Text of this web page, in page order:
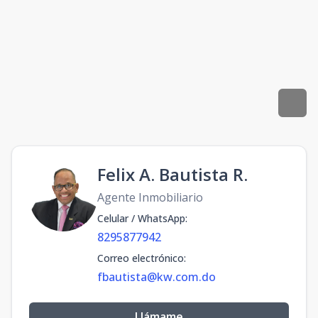
Felix A. Bautista R.
Agente Inmobiliario
Celular / WhatsApp:
8295877942
Correo electrónico:
fbautista@kw.com.do